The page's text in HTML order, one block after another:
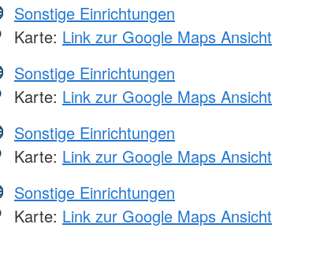
Sonstige Einrichtungen
Karte: Link zur Google Maps Ansicht
Sonstige Einrichtungen
Karte: Link zur Google Maps Ansicht
Sonstige Einrichtungen
Karte: Link zur Google Maps Ansicht
Sonstige Einrichtungen
Karte: Link zur Google Maps Ansicht